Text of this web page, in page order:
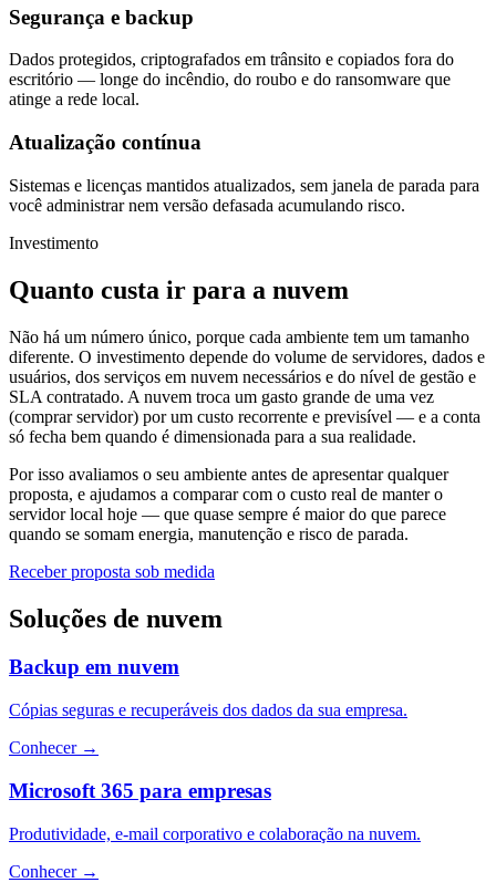
Segurança e backup
Dados protegidos, criptografados em trânsito e copiados fora do
escritório — longe do incêndio, do roubo e do ransomware que
atinge a rede local.
Atualização contínua
Sistemas e licenças mantidos atualizados, sem janela de parada para
você administrar nem versão defasada acumulando risco.
Investimento
Quanto custa ir para a nuvem
Não há um número único, porque cada ambiente tem um tamanho
diferente. O investimento depende do volume de servidores, dados e
usuários, dos serviços em nuvem necessários e do nível de gestão e
SLA contratado. A nuvem troca um gasto grande de uma vez
(comprar servidor) por um custo recorrente e previsível — e a conta
só fecha bem quando é dimensionada para a sua realidade.
Por isso avaliamos o seu ambiente antes de apresentar qualquer
proposta, e ajudamos a comparar com o custo real de manter o
servidor local hoje — que quase sempre é maior do que parece
quando se somam energia, manutenção e risco de parada.
Receber proposta sob medida
Soluções de nuvem
Backup em nuvem
Cópias seguras e recuperáveis dos dados da sua empresa.
Conhecer →
Microsoft 365 para empresas
Produtividade, e-mail corporativo e colaboração na nuvem.
Conhecer →